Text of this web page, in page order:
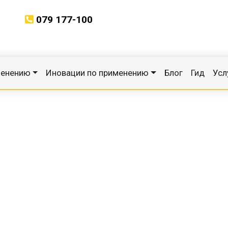
079 177-100
Иновации по применению Блог Гид